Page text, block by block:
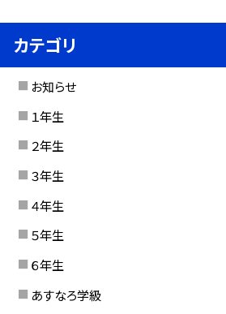
カテゴリ
お知らせ
１年生
２年生
３年生
４年生
５年生
６年生
あすなろ学級